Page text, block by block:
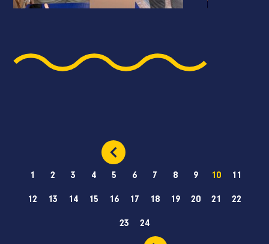
1 2 3 4 5 6 7 8 9 10 11
12 13 14 15 16 17 18 19 20 21 22
23 24